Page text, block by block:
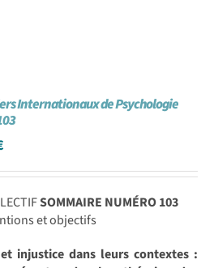
Internationaux de Psychologie
SOMMAIRE NUMÉRO 103
et objectifs
injustice dans leurs contextes :